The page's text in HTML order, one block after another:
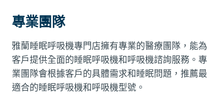
專業團隊
雅蘭睡眠呼吸機專門店擁有專業的醫療團隊，能為
客戶提供全面的睡眠呼吸機和呼吸機諮詢服務。專
業團隊會根據客戶的具體需求和睡眠問題，推薦最
適合的睡眠呼吸機和呼吸機型號。